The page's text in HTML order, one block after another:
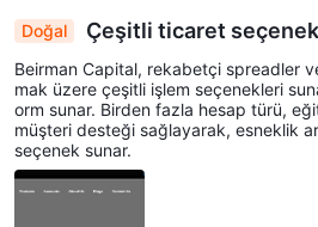
Doğal Çeşitli ticaret
Beirman Capital, rekabetçi spreadler
mak üzere çeşitli işlem seçenekleri
orm sunar. Birden fazla hesap türü,
müşteri desteği sağlayarak, esneklik
seçenek sunar.